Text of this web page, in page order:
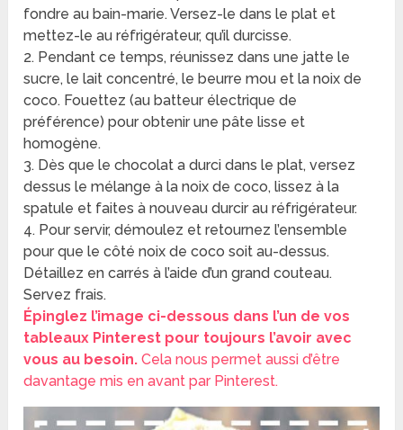
fondre au bain-marie. Versez-le dans le plat et
mettez-le au réfrigérateur, qu’il durcisse.
2. Pendant ce temps, réunissez dans une jatte le
sucre, le lait concentré, le beurre mou et la noix de
coco. Fouettez (au batteur électrique de
préférence) pour obtenir une pâte lisse et
homogène.
3. Dès que le chocolat a durci dans le plat, versez
dessus le mélange à la noix de coco, lissez à la
spatule et faites à nouveau durcir au réfrigérateur.
4. Pour servir, démoulez et retournez l’ensemble
pour que le côté noix de coco soit au-dessus.
Détaillez en carrés à l’aide d’un grand couteau.
Servez frais.
Épinglez l’image ci-dessous dans l’un de vos
tableaux Pinterest pour toujours l’avoir avec
vous au besoin.Cela nous permet aussi d’être
davantage mis en avant par Pinterest.